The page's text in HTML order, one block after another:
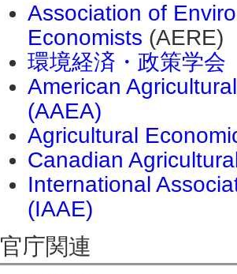
Association of
Economists (AERE)
環境経済・政策学会
American
(AAEA)
Agricultural
Canadian
International
(IAAE)
官庁関連